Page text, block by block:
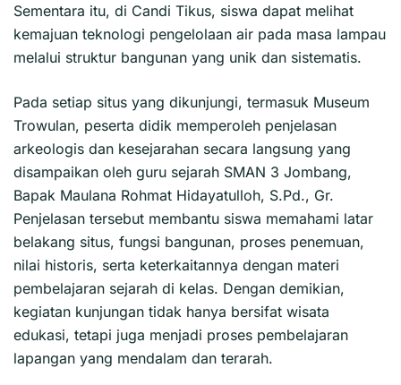
Sementara itu, di Candi Tikus, siswa dapat melihat
kemajuan teknologi pengelolaan air pada masa lampau
melalui struktur bangunan yang unik dan sistematis.
Pada setiap situs yang dikunjungi, termasuk Museum
Trowulan, peserta didik memperoleh penjelasan
arkeologis dan kesejarahan secara langsung yang
disampaikan oleh guru sejarah SMAN 3 Jombang,
Bapak Maulana Rohmat Hidayatulloh, S.Pd., Gr.
Penjelasan tersebut membantu siswa memahami latar
belakang situs, fungsi bangunan, proses penemuan,
nilai historis, serta keterkaitannya dengan materi
pembelajaran sejarah di kelas. Dengan demikian,
kegiatan kunjungan tidak hanya bersifat wisata
edukasi, tetapi juga menjadi proses pembelajaran
lapangan yang mendalam dan terarah.